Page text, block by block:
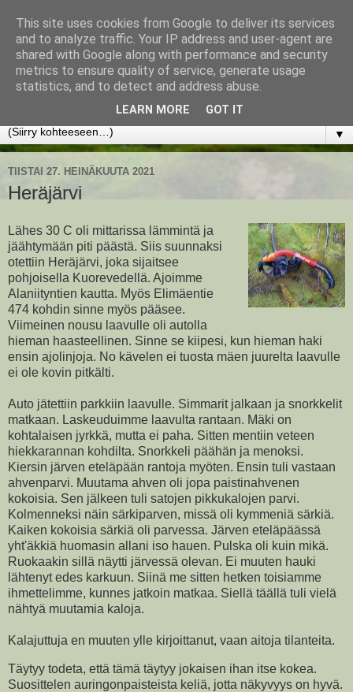
www.jyrkikokko.fi
Uusi Suunta - Jokainen hetki tarjoaa tilaisuuden muuttaa
▼
TIISTAI 27. HEINÄKUUTA 2021
Heräjärvi
Lähes 30 C oli mittarissa lämmintä ja
jäähtymään piti päästä. Siis suunnaksi
otettiin Heräjärvi, joka sijaitsee
pohjoisella Kuorevedellä. Ajoimme
Alaniityntien kautta. Myös Elimäentie
474 kohdin sinne myös pääsee.
Viimeinen nousu laavulle oli autolla
hieman haasteellinen. Sinne se kiipesi, kun hieman haki
ensin ajolinjoja. No kävelen ei tuosta mäen juurelta laavulle
ei ole kovin pitkälti.
Auto jätettiin parkkiin laavulle. Simmarit jalkaan ja snorkkelit
matkaan. Laskeuduimme laavulta rantaan. Mäki on
kohtalaisen jyrkkä, mutta ei paha. Sitten mentiin veteen
hiekkarannan kohdilta. Snorkkeli päähän ja menoksi.
Kiersin järven eteläpään rantoja myöten. Ensin tuli vastaan
ahvenparvi. Muutama ahven oli jopa paistinahvenen
kokoisia. Sen jälkeen tuli satojen pikkukalojen parvi.
Kolmenneksi näin särkiparven, missä oli kymmeniä särkiä.
Kaiken kokoisia särkiä oli parvessa. Järven eteläpäässä
yht'äkkiä huomasin allani iso hauen. Pulska oli kuin mikä.
Ruokaakin sillä näytti järvessä olevan. Ei muuten hauki
lähtenyt edes karkuun. Siinä me sitten hetken toisiamme
ihmettelimme, kunnes jatkoin matkaa. Siellä täällä tuli vielä
nähtyä muutamia kaloja.
Kalajuttuja en muuten ylle kirjoittanut, vaan aitoja tilanteita.
Täytyy todeta, että tämä täytyy jokaisen ihan itse kokea.
Suosittelen auringonpaisteista keliä, jotta näkyvyys on hyvä.
This site uses cookies from Google to deliver its services
and to analyze traffic. Your IP address and user-agent are
shared with Google along with performance and security
metrics to ensure quality of service, generate usage
statistics, and to detect and address abuse.
LEARN MORE GOT IT